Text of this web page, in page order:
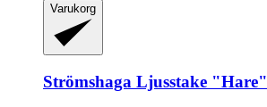
Varukorg
Strömshaga Ljusstake "Hare"